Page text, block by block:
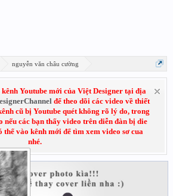
nguyễn văn châu cường
Youtube mới của Việt Designer tại địa
để theo dõi các video về thiết
cũ bị Youtube quét không rõ lý do, trong
nếu các bạn thấy video trên diễn đàn bị die
thể vào kênh mới để tìm xem video sơ cua
nhé.